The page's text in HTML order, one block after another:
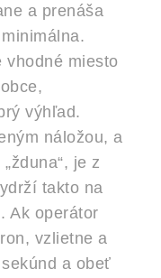
a prenáša
vhodné miesto
výhľad.
náložou, a
je z
takto na
Ak operátor
vzlietne a
a obeť